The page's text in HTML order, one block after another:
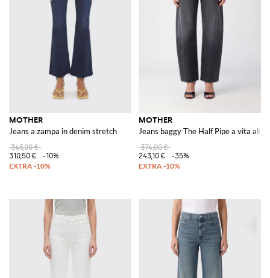
MOTHER
Jeans a zampa in denim stretch
345,00 €
310,50 €
-10%
MOTHER
Jeans baggy The Half Pipe a vita alta
374,00 €
243,10 €
-35%